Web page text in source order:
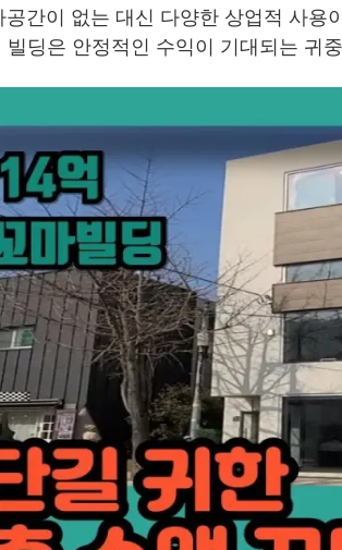
간이 없는 대신 다양한 상업적 사용
딩은 안정적인 수익이 기대되는 귀